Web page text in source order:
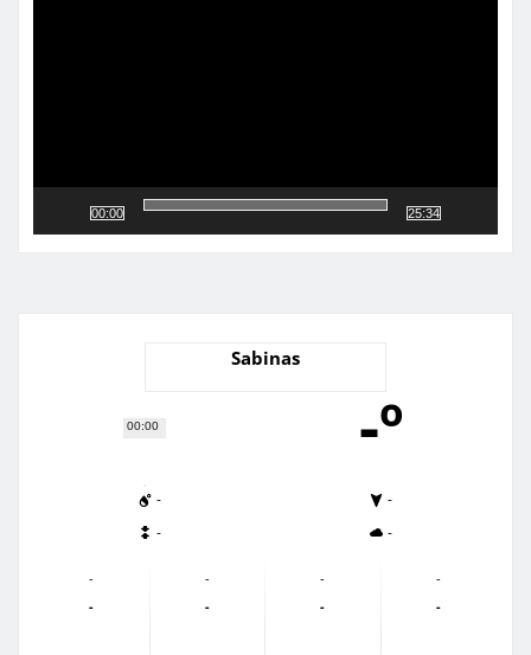
00:00
00:00
25:34
Sabinas
-º
-
-
-
-
-
-
-
-
-
-
-
-